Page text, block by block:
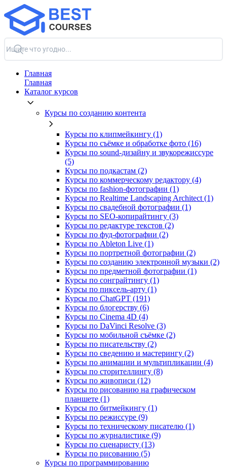
Главная
Главная
Каталог курсов
Курсы по созданию контента
Курсы по клипмейкингу (1)
Курсы по съёмке и обработке фото (16)
Курсы по sound-дизайну и звукорежиссуре
(5)
Курсы по подкастам (2)
Курсы по коммерческому редактору (4)
Курсы по fashion-фотографии (1)
Курсы по Realtime Landscaping Architect (1)
Курсы по свадебной фотографии (1)
Курсы по SEO-копирайтингу (3)
Курсы по редактуре текстов (2)
Курсы по фуд-фотографии (2)
Курсы по Ableton Live (1)
Курсы по портретной фотографии (2)
Курсы по созданию электронной музыки (2)
Курсы по предметной фотографии (1)
Курсы по сонграйтингу (1)
Курсы по пиксель-арту (1)
Курсы по ChatGPT (191)
Курсы по блогерству (6)
Курсы по Cinema 4D (4)
Курсы по DaVinci Resolve (3)
Курсы по мобильной съёмке (2)
Курсы по писательству (2)
Курсы по сведению и мастерингу (2)
Курсы по анимации и мультипликации (4)
Курсы по сторителлингу (8)
Курсы по живописи (12)
Курсы по рисованию на графическом
планшете (1)
Курсы по битмейкингу (1)
Курсы по режиссуре (9)
Курсы по техническому писателю (1)
Курсы по журналистике (9)
Курсы по сценаристу (13)
Курсы по рисованию (5)
Курсы по программированию